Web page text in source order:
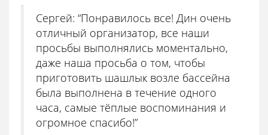
Сергей: “Понравилось все! Дин очень
отличный организатор, все наши
просьбы выполнялись моментально,
даже наша просьба о том, чтобы
приготовить шашлык возле бассейна
была выполнена в течение одного
часа, самые тёплые воспоминания и
огромное спасибо!”